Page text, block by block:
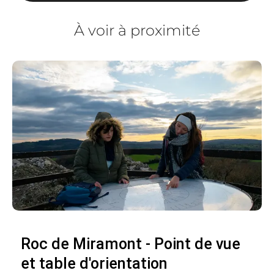
À voir à proximité
Roc de Miramont - Point de vue
et table d'orientation